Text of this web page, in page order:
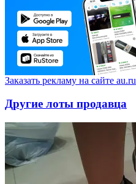
Заказать рекламу на сайте au.ru
Другие лоты продавца